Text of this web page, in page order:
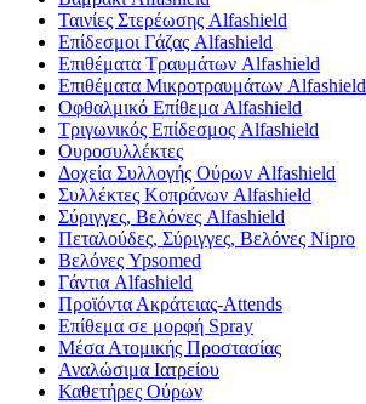
Ταινίες Στερέωσης Alfashield
Επίδεσμοι Γάζας Alfashield
Επιθέματα Τραυμάτων Alfashield
Επιθέματα Μικροτραυμάτων Alfashield
Οφθαλμικό Eπίθεμα Alfashield
Τριγωνικός Επίδεσμος Alfashield
Ουροσυλλέκτες
Δοχεία Συλλογής Ούρων Alfashield
Συλλέκτες Κοπράνων Alfashield
Σύριγγες, Βελόνες Alfashield
Πεταλούδες, Σύριγγες, Βελόνες Nipro
Βελόνες Ypsomed
Γάντια Alfashield
Προϊόντα Ακράτειας-Attends
Επίθεμα σε μορφή Spray
Μέσα Ατομικής Προστασίας
Αναλώσιμα Ιατρείου
Καθετήρες Ούρων